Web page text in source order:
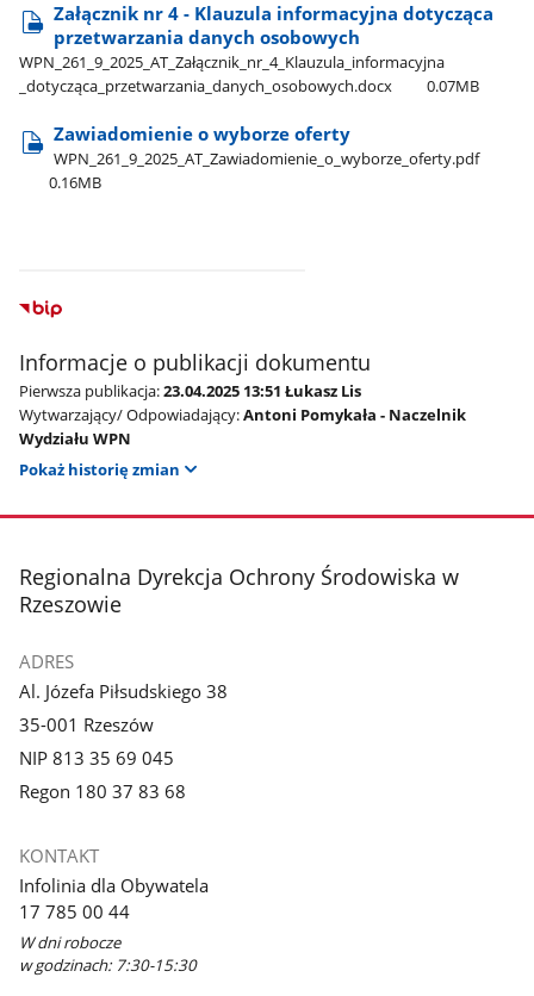
Załącznik nr 4 - Klauzula informacyjna dotycząca
przetwarzania danych osobowych
WPN​_261​_9​_2025​_AT​_Załącznik​_nr​_4​_Klauzula​_informacyjna​
_dotycząca​_przetwarzania​_danych​_osobowych.docx
0.07MB
Zawiadomienie o wyborze oferty
WPN​_261​_9​_2025​_AT​_Zawiadomienie​_o​_wyborze​_oferty.pdf
0.16MB
Informacje o publikacji dokumentu
Pierwsza publikacja:23.04.2025 13:51 Łukasz Lis
Wytwarzający/ Odpowiadający:Antoni Pomykała - Naczelnik
Wydziału WPN
Pokaż historię zmian
stopka
Regionalna Dyrekcja Ochrony Środowiska w
Rzeszowie
ADRES
Al. Józefa Piłsudskiego 38
35-001 Rzeszów
NIP 813 35 69 045
Regon 180 37 83 68
KONTAKT
Infolinia dla Obywatela
17 785 00 44
W dni robocze
w godzinach: 7:30-15:30